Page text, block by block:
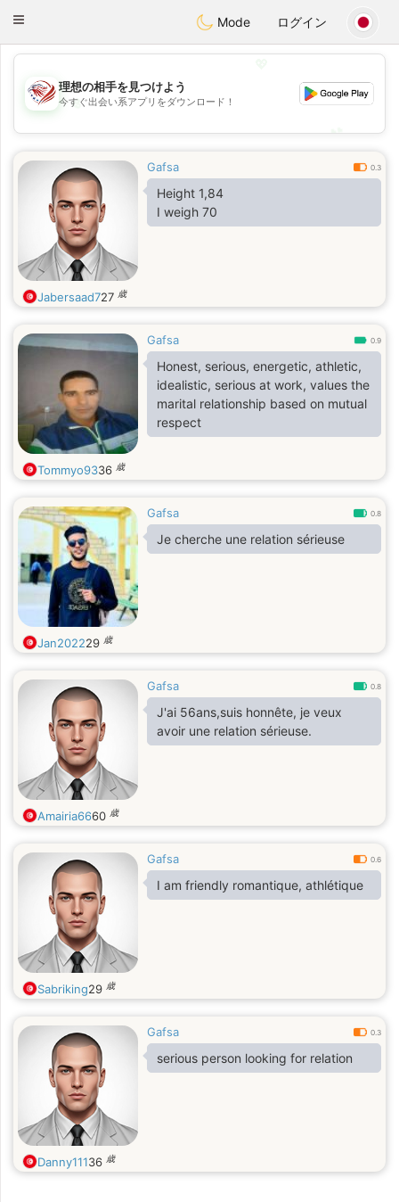
StatesDating
Toggle
Mode ログイン
💖
💕
理想の相手を見つけよう
今すぐ出会い系アプリをダウンロード！
Gafsa 0.3
Height 1,84
I weigh 70
Jabersaad727 歳
Gafsa 0.9
Honest, serious, energetic, athletic,
idealistic, serious at work, values ​​the
marital relationship based on mutual
respect
Tommyo9336 歳
Gafsa 0.8
Je cherche une relation sérieuse
Jan202229 歳
Gafsa 0.8
J'ai 56ans,suis honnête, je veux
avoir une relation sérieuse.
Amairia6660 歳
Gafsa 0.6
I am friendly romantique, athlétique
Sabriking29 歳
Gafsa 0.3
serious person looking for relation
Danny11136 歳